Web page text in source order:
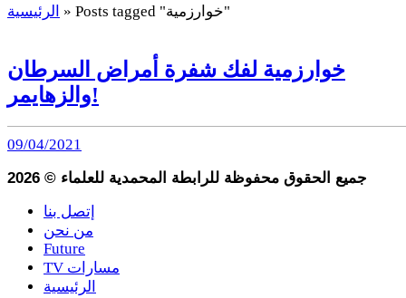
الرئيسية » Posts tagged "خوارزمية"
خوارزمية لفك شفرة أمراض السرطان
والزهايمر!
09/04/2021
2026 © جميع الحقوق محفوظة للرابطة المحمدية للعلماء
إتصل بنا
من نحن
Future
TV مسارات
الرئيسية